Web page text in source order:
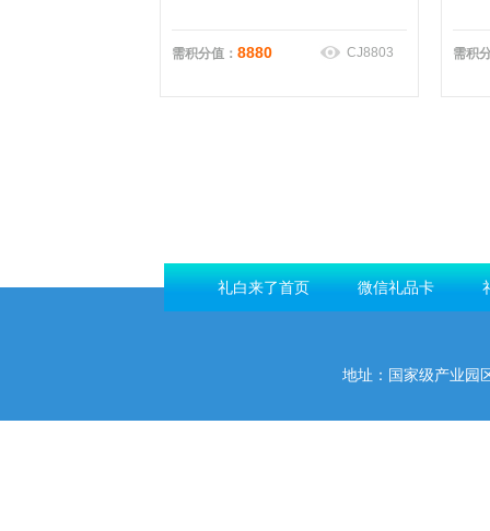
需积分值： 8880 CJ8803 需积
礼白来了首页 微信礼品卡
地址：国家级产业园